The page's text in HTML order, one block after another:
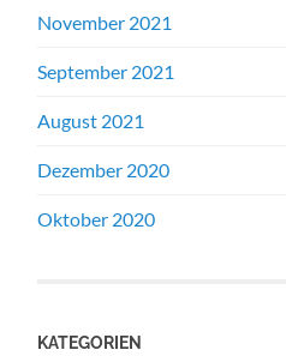
November 2021
September 2021
August 2021
Dezember 2020
Oktober 2020
KATEGORIEN